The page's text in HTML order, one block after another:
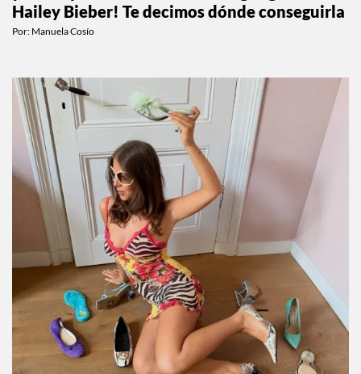
Hailey Bieber! Te decimos dónde conseguirla
Por: Manuela Cosío